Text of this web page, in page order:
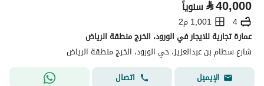
⃁40,000 سنوياً
4
1,001 م2
عمارة تجارية للايجار في الورود، الخرج منطقة الرياض
شارع سطام بن عبدالعزيز، حي الورود، الخرج منطقة الرياض
الإيميل
اتصال